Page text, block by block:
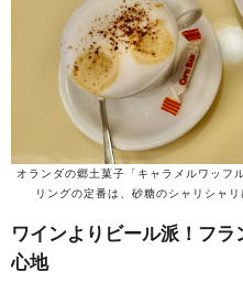
オランダの郷土菓子「キャラメルワッフ
リングの定番は、砂糖のシャリシャ
ワインよりビール派！フ
心地